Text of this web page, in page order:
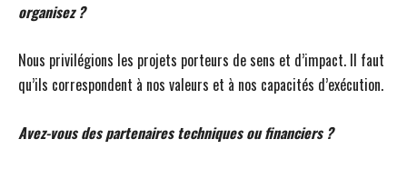
organisez ?
Nous privilégions les projets porteurs de sens et d’impact. Il faut
qu’ils correspondent à nos valeurs et à nos capacités d’exécution.
Avez-vous des partenaires techniques ou financiers ?